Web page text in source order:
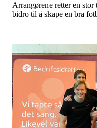
Arrangørene retter en
bidro til å skape en bra